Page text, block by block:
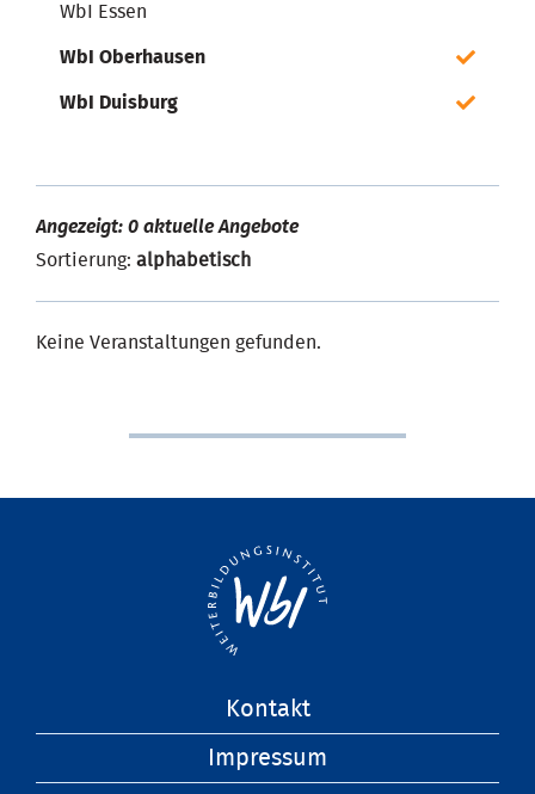
WbI Essen
WbI Oberhausen
WbI Duisburg
Angezeigt: 0 aktuelle Angebote
Sortierung: alphabetisch
Keine Veranstaltungen gefunden.
Kontakt
Impressum